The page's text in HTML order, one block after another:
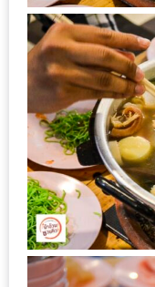
อ้วน
ติดต่อ
น้า
อ้วน
น้า
อ้วน
ชวน
คุย
นโยบาย